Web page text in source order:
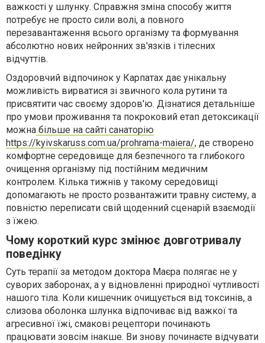
важкості у шлунку. Справжня зміна способу життя
потребує не просто сили волі, а повного
перезавантаження всього організму та формування
абсолютно нових нейронних зв'язків і тілесних
відчуттів.
Оздоровчий відпочинок у Карпатах дає унікальну
можливість вирватися зі звичного кола рутини та
присвятити час своєму здоров'ю. Дізнатися детальніше
про умови проживання та покроковий етап детоксикації
можна більше на сайті санаторію
https://kyivskaruss.com.ua/prohrama-maiera/, де створено
комфортне середовище для безпечного та глибокого
очищення організму під постійним медичним
контролем. Кілька тижнів у такому середовищі
допомагають не просто розвантажити травну систему, а
повністю переписати свій щоденний сценарій взаємодії
з їжею.
Чому короткий курс змінює довготривалу
поведінку
Суть терапії за методом доктора Маєра полягає не у
суворих заборонах, а у відновленні природної чутливості
нашого тіла. Коли кишечник очищується від токсинів, а
слизова оболонка шлунка відпочиває від важкої та
агресивної їжі, смакові рецептори починають
працювати зовсім інакше. Ви знову починаєте відчувати